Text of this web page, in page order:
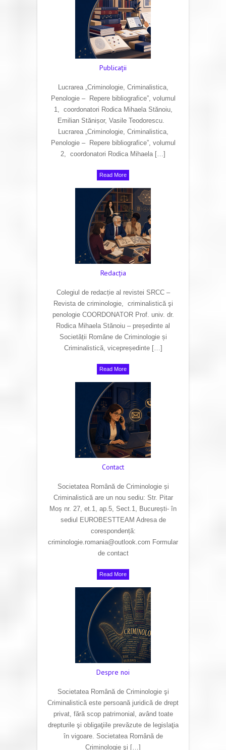
Publicaţii
Lucrarea „Criminologie, Criminalistica,
Penologie – Repere bibliografice”, volumul
1, coordonatori Rodica Mihaela Stănoiu,
Emilian Stănișor, Vasile Teodorescu.
Lucrarea „Criminologie, Criminalistica,
Penologie – Repere bibliografice”, volumul
2, coordonatori Rodica Mihaela […]
Read More
Redacţia
Colegiul de redacție al revistei SRCC –
Revista de criminologie, criminalistică şi
penologie COORDONATOR Prof. univ. dr.
Rodica Mihaela Stănoiu – președinte al
Societății Române de Criminologie și
Criminalistică, vicepreședinte […]
Read More
Contact
Societatea Română de Criminologie și
Criminalistică are un nou sediu: Str. Pitar
Moș nr. 27, et.1, ap.5, Sect.1, București- în
sediul EUROBESTTEAM Adresa de
corespondență:
criminologie.romania@outlook.com Formular
de contact
Read More
Despre noi
Societatea Română de Criminologie şi
Criminalistică este persoană juridică de drept
privat, fără scop patrimonial, având toate
drepturile şi obligaţiile prevăzute de legislaţia
în vigoare. Societatea Română de
Criminologie şi […]